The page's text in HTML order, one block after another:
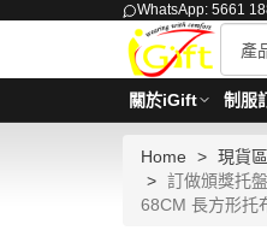
WhatsApp: 5661
關於iGift 制服
Home 現貨區
訂做頒獎托
68CM 長方形托